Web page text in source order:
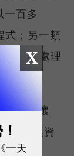
百多
式；另一類
卡，處理
目標是讓
用，讓資
X
一天